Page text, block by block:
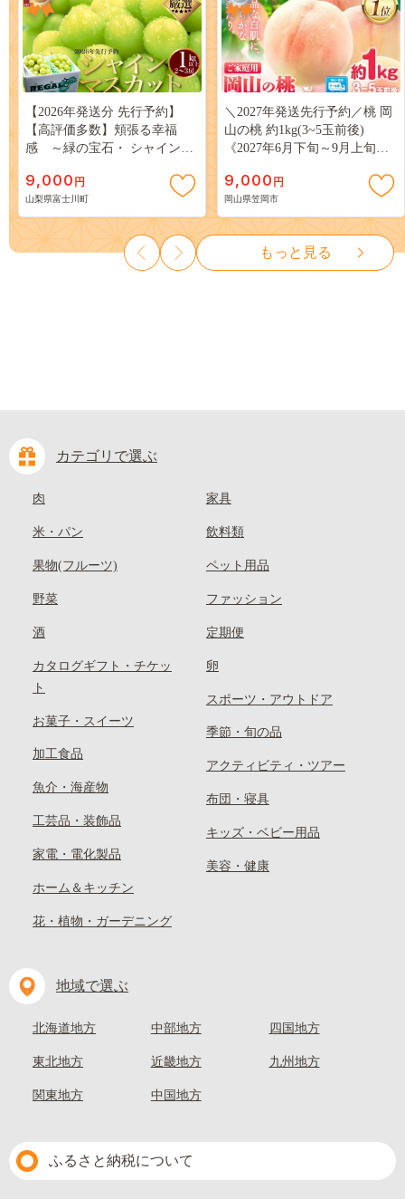
【2026年発送分 先行予約】
【高評価多数】頬張る幸福
感 ～緑の宝石・ シャインマ
３房） フルーツ 山梨県産 果
物 くだもの シャイン マスカ
ット ぶどう ブドウ 葡萄 大粒
種なし 先行予約 富士川町
10000円 一万円 9000円 九千円
9,000 円
山梨県富士川町
＼2027年発送先行予約／桃 岡
山の桃 約1kg(3~5玉前後)
《2027年6月下旬～9月上旬頃
岡山 はくとう スイーツ フル
ーツ 果物 デザート 旬 モモ も
も 先行予約 送料無料 果物 岡
山県 笠岡市 清水白桃 白鳳 白
麗 クール便---
kasaoka_zsy_419_100---
9,000 円
岡山県笠岡市
もっと見る
カテゴリで選ぶ
肉
米・パン
果物(フルーツ)
野菜
酒
カタログギフト・チケッ
ト
お菓子・スイーツ
加工食品
魚介・海産物
工芸品・装飾品
家電・電化製品
ホーム＆キッチン
花・植物・ガーデニング
家具
飲料類
ペット用品
ファッション
定期便
卵
スポーツ・アウトドア
季節・旬の品
アクティビティ・ツアー
布団・寝具
キッズ・ベビー用品
美容・健康
地域で選ぶ
北海道地方
東北地方
関東地方
中部地方
近畿地方
中国地方
四国地方
九州地方
ふるさと納税について